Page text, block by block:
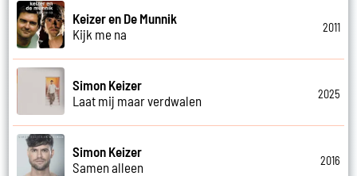
Keizer en De Munnik
Kijk me na
2011
Simon Keizer
Laat mij maar verdwalen
2025
Simon Keizer
Samen alleen
2016